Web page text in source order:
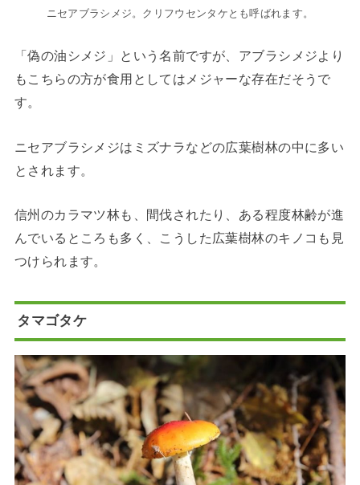
ニセアブラシメジ。クリフウセンタケとも呼ばれます。
「偽の油シメジ」という名前ですが、アブラシメジより
もこちらの方が食用としてはメジャーな存在だそうで
す。
ニセアブラシメジはミズナラなどの広葉樹林の中に多い
とされます。
信州のカラマツ林も、間伐されたり、ある程度林齢が進
んでいるところも多く、こうした広葉樹林のキノコも見
つけられます。
タマゴタケ